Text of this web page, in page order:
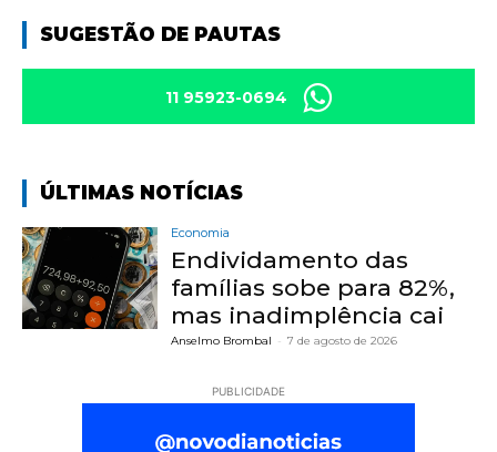
SUGESTÃO DE PAUTAS
11 95923-0694
ÚLTIMAS NOTÍCIAS
Economia
Endividamento das
famílias sobe para 82%,
mas inadimplência cai
Anselmo Brombal - 7 de agosto de 2026
PUBLICIDADE